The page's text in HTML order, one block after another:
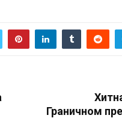
Граничном